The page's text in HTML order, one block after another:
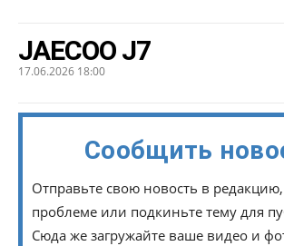
JAECOO J7
17.06.2026 18:00
Сообщить
Отправьте свою новость в
проблеме или подкиньте тему для
Сюда же загружайте ваше видео и